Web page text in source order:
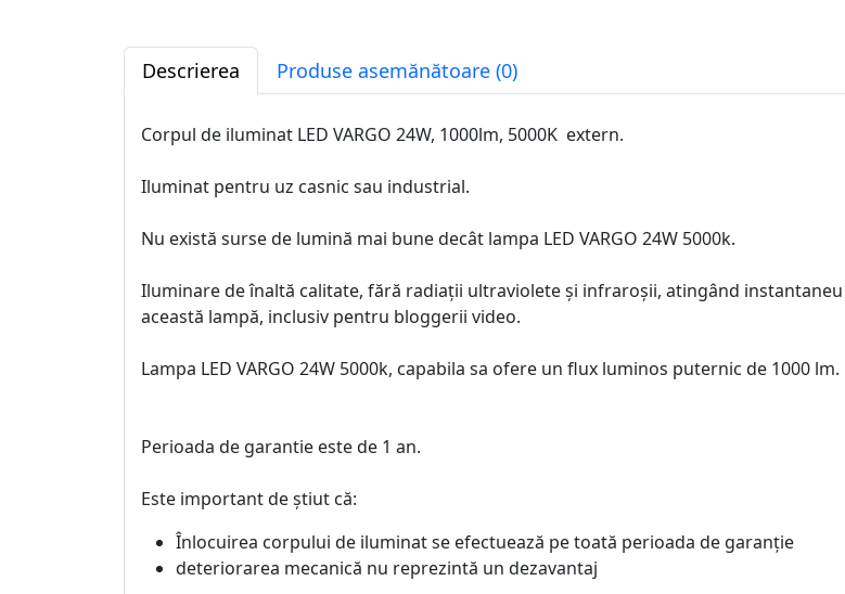
Descrierea Produse asemănătoare (0)
Corpul de iluminat LED VARGO 24W, 1000lm, 5000K extern.
Iluminat pentru uz casnic sau industrial.
Nu există surse de lumină mai bune decât lampa LED VARGO 24W 5000k.
Iluminare de înaltă calitate, fără radiații ultraviolete și infraroșii, atingând
această lampă, inclusiv pentru bloggerii video.
Lampa LED VARGO 24W 5000k, capabila sa ofere un flux luminos puternic de 1000
Perioada de garantie este de 1 an.
Este important de știut că:
Înlocuirea corpului de iluminat se efectuează pe toată perioada de garanție
deteriorarea mecanică nu reprezintă un dezavantaj